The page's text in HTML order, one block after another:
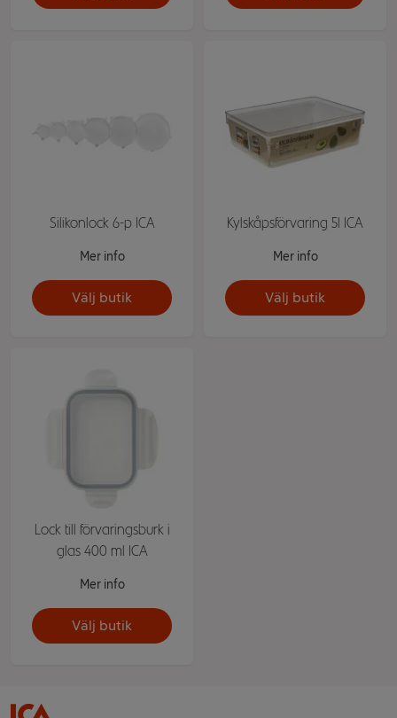
Silikonlock 6-p ICA
Mer info
Välj butik
Kylskåpsförvaring 5l ICA
Mer info
Välj butik
Lock till förvaringsburk i
glas 400 ml ICA
Mer info
Välj butik